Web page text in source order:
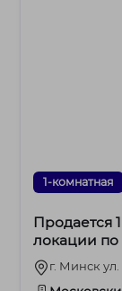
1-комнатная
Продается
локации
120.г. Минск